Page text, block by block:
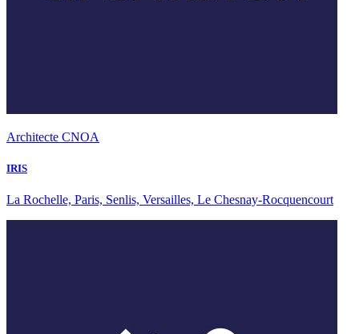
Architecte CNOA
IRIS
La Rochelle, Paris, Senlis, Versailles, Le Chesnay-Rocquencourt